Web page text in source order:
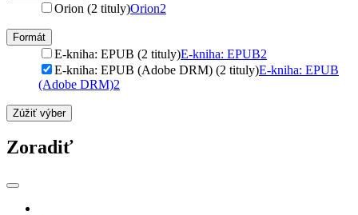
Orion (2 tituly)Orion2
Formát
E-kniha: EPUB (2 tituly)E-kniha: EPUB2
E-kniha: EPUB (Adobe DRM) (2 tituly)E-kniha: EPUB
(Adobe DRM)2
Zúžiť výber
Zoradiť